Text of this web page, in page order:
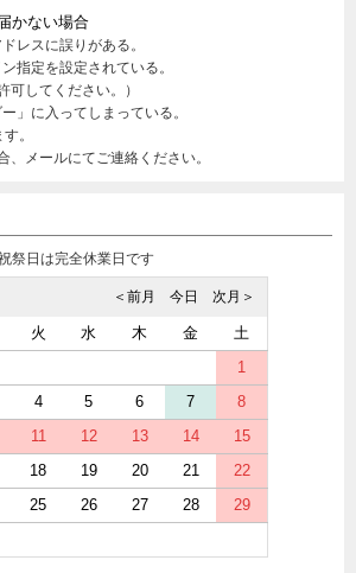
かない場合
レスに誤りがある。
指定を設定されている。
可してください。）
」に入ってしまっている。
。
、メールにてご連絡ください。
祭日は完全休業日です
次月＞
今日
＜前月
火 水 木 金
土
1
4 5 6 7
8
11 12 13 14
15
18 19 20 21
22
25 26 27 28
29